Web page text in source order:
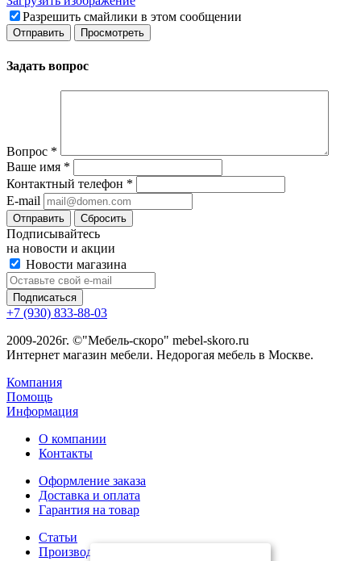
Разрешить смайлики в этом сообщении
Задать вопрос
Вопрос *
Ваше имя *
Контактный телефон *
E-mail
Сбросить
Подписывайтесь
на новости и акции
Новости магазина
+7 (930) 833-88-03
2009-2026г. ©"Мебель-скоро" mebel-skoro.ru
Интернет магазин мебели. Недорогая мебель в Москве.
Компания
Помощь
Информация
О компании
Контакты
Оформление заказа
Доставка и оплата
Гарантия на товар
Статьи
Производители